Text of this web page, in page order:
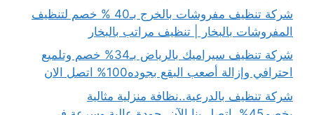
شركة تنظيف مفروشات بالخرج بـ40 % خصم لتنظيف
المفروشات بالبخار | تنظيف مراتب بالبخار
شركة تنظيف سيراميك بالرياض بـ34% خصم وتلميع
احترافي وإزالة أصعب البقع بجوده100% اتصل الان
شركة تنظيف بالدرعية..نظافة منزلية مثالية